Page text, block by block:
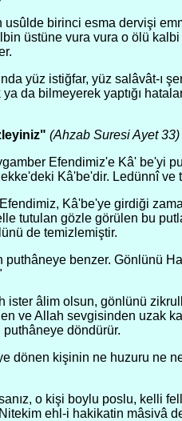
usûlde birinci esma dervişi
üstüne vura vura o ölü
yüz istiğfar, yüz salâvât-ı
da bilmeyerek yaptığı
(Ahzab Suresi Ayet 33)
Efendimiz'e Kâ' be'yi
Kâ'be'dir. Ledünnî ve
Kâ'be'ye girdiği
elle tutulan gözle görülen bu
de temizlemiştir.
puthâneye benzer. Gönlünü
ister âlim olsun, gönlünü
ve Allah sevgisinden uzak
döndürür.
dönen kişinin ne huzuru ne
o kişi boylu poslu, kelli
ehl-i hakikatin mâsivâ